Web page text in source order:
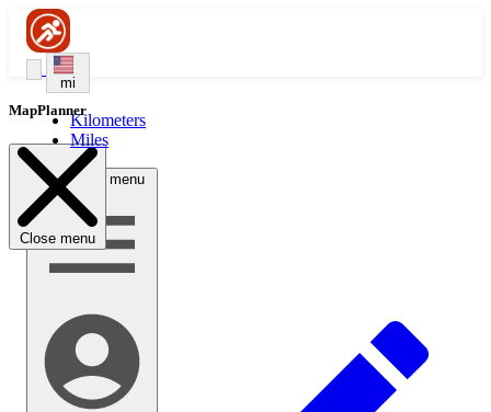
mi
Kilometers
Miles
Open user menu
MapPlanner
Close menu